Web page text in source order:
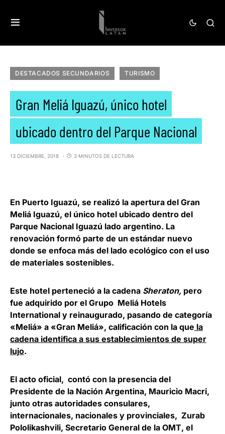
DESTACADOS SECUNDARIOS TURISMO
Gran Meliá Iguazú, único hotel
ubicado dentro del Parque Nacional
13 DICIEMBRE, 2018 3 MINUTOS DE LECTURA
En Puerto Iguazú, se realizó la apertura del Gran
Meliá Iguazú, el único hotel ubicado dentro del
Parque Nacional Iguazú lado argentino. La
renovación formó parte de un estándar nuevo
donde se enfoca más del lado ecológico con el uso
de materiales sostenibles.
Este hotel perteneció a la cadena Sheraton, pero
fue adquirido por el Grupo Meliá Hotels
International y reinaugurado, pasando de categoría
«Meliá» a «Gran Meliá», calificación con la que la
cadena identifica a sus establecimientos de super
lujo.
El acto oficial, contó con la presencia del
Presidente de la Nación Argentina, Mauricio Macri,
junto otras autoridades consulares,
internacionales, nacionales y provinciales, Zurab
Pololikashvili, Secretario General de la OMT, el